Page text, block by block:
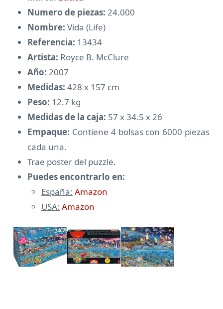
Numero de piezas: 24.000
Nombre: Vida (Life)
Referencia: 13434
Artista: Royce B. McClure
Año: 2007
Medidas: 428 x 157 cm
Peso: 12.7 kg
Medidas de la caja: 57 x 34.5 x 26
Empaque: Contiene 4 bolsas con 6000 piezas
cada una.
Trae poster del puzzle.
Puedes encontrarlo en:
España: Amazon
USA: Amazon